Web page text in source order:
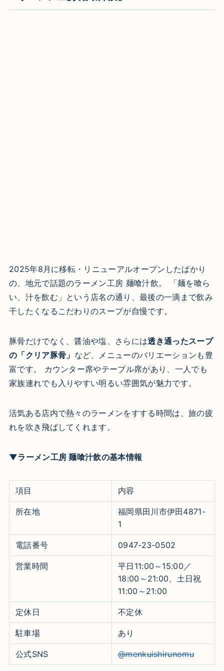
2025年8月に移転・リニューアルオープンしたばかり
の、地元で話題のラーメン工房 麺喰汁飲。 「麺を喰ら
い、汁を飲む」という店名の通り、最後の一滴まで飲み
干したくなるこだわりのスープが自慢です。​
豚骨だけでなく、醤油や塩、さらには透き通ったスープ
の「クリア豚骨」 など、メニューのバリエーションも豊
富です。 カウンター席やテーブル席があり、一人でも
家族連れでも入りやすい明るい雰囲気が魅力です。​
活気ある店内で熱々のラーメンをすする時間は、旅の疲
れを吹き飛ばしてくれます。
▼ラーメン工房 麺喰汁飲の基本情報
項目 内容
所在地
福岡県田川市伊田4871-
1 ​
電話番号 0947-23-0502 ​
営業時間
平日11:00～15:00／
18:00～21:00、土日祝
11:00～21:00 ​
定休日 不定休 ​
駐車場 あり ​
公式SNS @menkuishirunomu